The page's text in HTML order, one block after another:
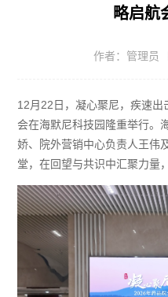
略启航
作者：管理员
12月22日 ， 凝心聚尼，疾速出
会在海默尼科技园隆重举行。
娇、院外营销中心负责人王伟
堂，在回望与共识中汇聚力量